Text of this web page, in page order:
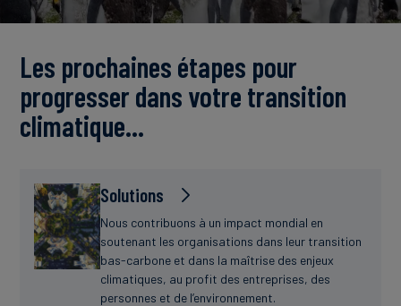
Les prochaines étapes pour
progresser dans votre transition
climatique…
Solutions
Nous contribuons à un impact mondial en
soutenant les organisations dans leur transition
bas-carbone et dans la maîtrise des enjeux
climatiques, au profit des entreprises, des
personnes et de l’environnement.